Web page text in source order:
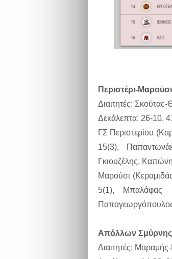
Περιστέρι-
Διαιτητές:
Δεκάλεπτα: 26-10,
ΓΣ Περιστερίου
15(3),
Γκιουζέλης,
Μαρούσι
5(1), Μπαλάφας
Απόλλων
Διαιτητές: